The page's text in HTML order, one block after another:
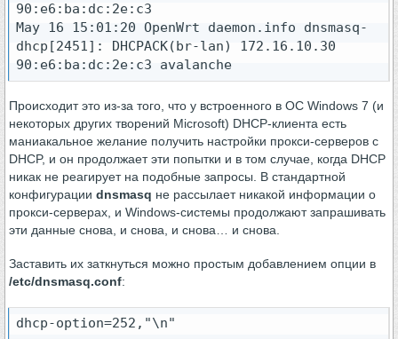
90:e6:ba:dc:2e:c3
May 16 15:01:20 OpenWrt daemon.info dnsmasq-
dhcp[2451]: DHCPACK(br-lan) 172.16.10.30
90:e6:ba:dc:2e:c3 avalanche
Происходит это из-за того, что у встроенного в ОС Windows 7 (и
некоторых других творений Microsoft) DHCP-клиента есть
маниакальное желание получить настройки прокси-серверов с
DHCP, и он продолжает эти попытки и в том случае, когда DHCP
никак не реагирует на подобные запросы. В стандартной
конфигурации dnsmasq не рассылает никакой информации о
прокси-серверах, и Windows-системы продолжают запрашивать
эти данные снова, и снова, и снова… и снова.
Заставить их заткнуться можно простым добавлением опции в
/etc/dnsmasq.conf:
dhcp-option=252,"\n"